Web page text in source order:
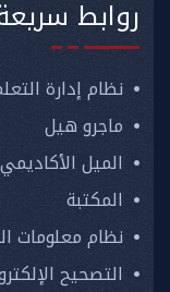
روابط
نظام إدارة
ماجرو هيل
الميل الأكاديمي
المكتبة
نظام معلومات
التصحيح